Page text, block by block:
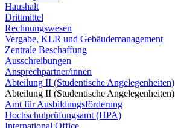
Haushalt
Drittmittel
Rechnungswesen
Vergabe, KLR und Gebäudemanagement
Zentrale Beschaffung
Ausschreibungen
Ansprechpartner/innen
Abteilung II (Studentische Angelegenheiten)
Abteilung II (Studentische Angelegenheiten)
Amt für Ausbildungsförderung
Hochschulprüfungsamt (HPA)
International Office